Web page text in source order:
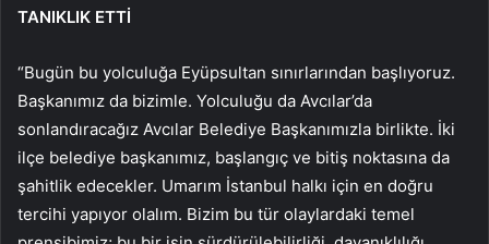
TANIKLIK ETTİ
“Bugün bu yolculuğa Eyüpsultan sınırlarından başlıyoruz.
Başkanımız da bizimle. Yolculuğu da Avcılar’da
sonlandıracağız Avcılar Belediye Başkanımızla birlikte. İki
ilçe belediye başkanımız, başlangıç ve bitiş noktasına da
şahitlik edecekler. Umarım İstanbul halkı için en doğru
tercihi yapıyor olalım. Bizim bu tür olaylardaki temel